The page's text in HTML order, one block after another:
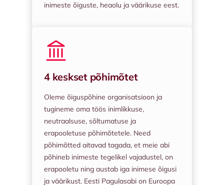
inimeste õiguste, heaolu ja väärikuse eest.
4 keskset põhimõtet
Oleme õiguspõhine organisatsioon ja
tugineme oma töös inimlikkuse,
neutraalsuse, sõltumatuse ja
erapooletuse põhimõtetele. Need
põhimõtted aitavad tagada, et meie abi
põhineb inimeste tegelikel vajadustel, on
erapooletu ning austab iga inimese õigusi
ja väärikust. Eesti Pagulasabi on Euroopa